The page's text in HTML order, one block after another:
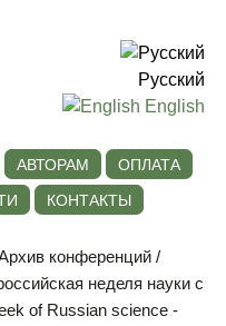
Русский
English
АВТОРАМ
ОПЛАТА
КОНТАКТЫ
конференций /
неделя науки с
of Russian science -